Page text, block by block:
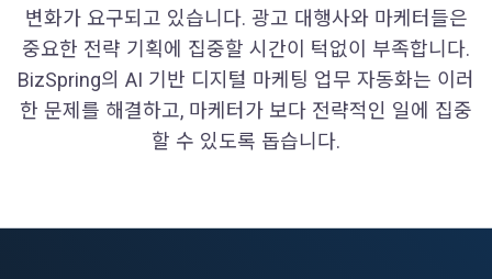
변화가 요구되고 있습니다. 광고 대행사와 마케터들은
중요한 전략 기획에 집중할 시간이 턱없이 부족합니다.
BizSpring의 AI 기반 디지털 마케팅 업무 자동화는 이러
한 문제를 해결하고, 마케터가 보다 전략적인 일에 집중
할 수 있도록 돕습니다.